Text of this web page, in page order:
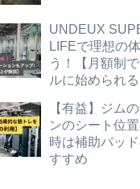
UNDEUX
LIFEで理想の
う！【月額制
ルに始められる
【有益】ジム
ンのシート位
時は補助パッ
すすめ